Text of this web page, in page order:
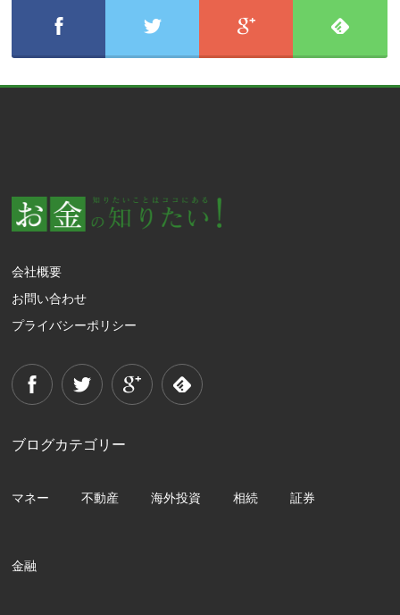
会社概要
お問い合わせ
プライバシーポリシー
ブログカテゴリー
マネー 不動産 海外投資 相続 証券
金融